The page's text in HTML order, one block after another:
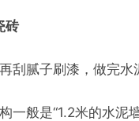
砖
刮腻子刷漆，做完水
一般是“1.2米的水